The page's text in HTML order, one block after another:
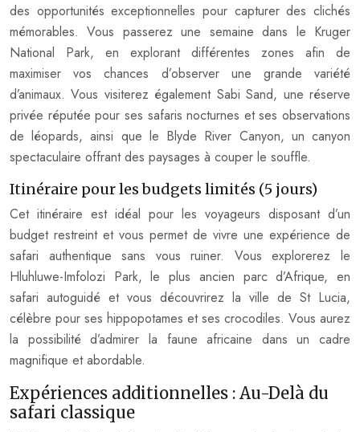
des opportunités exceptionnelles pour capturer des clichés
mémorables. Vous passerez une semaine dans le Kruger
National Park, en explorant différentes zones afin de
maximiser vos chances d’observer une grande variété
d’animaux. Vous visiterez également Sabi Sand, une réserve
privée réputée pour ses safaris nocturnes et ses observations
de léopards, ainsi que le Blyde River Canyon, un canyon
spectaculaire offrant des paysages à couper le souffle.
Itinéraire pour les budgets limités (5 jours)
Cet itinéraire est idéal pour les voyageurs disposant d’un
budget restreint et vous permet de vivre une expérience de
safari authentique sans vous ruiner. Vous explorerez le
Hluhluwe-Imfolozi Park, le plus ancien parc d’Afrique, en
safari autoguidé et vous découvrirez la ville de St Lucia,
célèbre pour ses hippopotames et ses crocodiles. Vous aurez
la possibilité d’admirer la faune africaine dans un cadre
magnifique et abordable.
Expériences additionnelles : Au-Delà du
safari classique